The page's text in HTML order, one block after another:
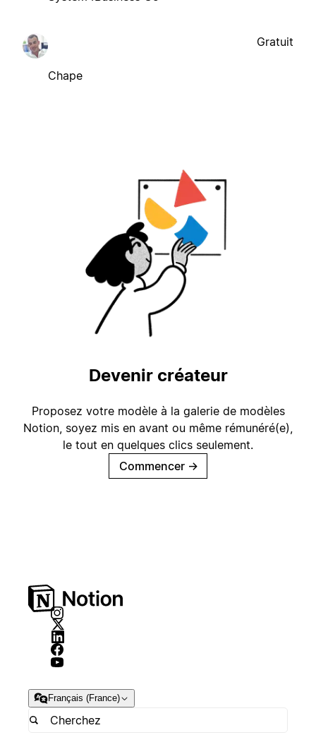
Chape
Gratuit
Devenir créateur
Proposez votre modèle à la galerie de modèles
Notion, soyez mis en avant ou même rémunéré(e),
le tout en quelques clics seulement.
Commencer →
Français (France)